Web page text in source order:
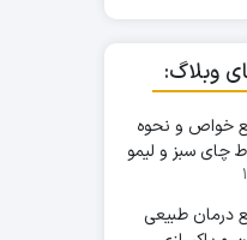
وبلاگ:
خواص و نحوه
چای سبز و لیمو
لاغری
درمان طبیعی